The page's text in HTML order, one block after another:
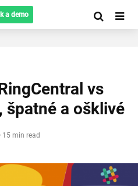
a demo
vs
špatné a ošklivé
15 min read